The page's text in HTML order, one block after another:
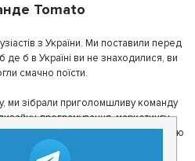
Tomato
з України. Ми поставили перед
б в Україні ви не знаходилися, ви
смачно поїсти.
ми зібрали приголомшливу команду
програмування, маркетингу,
- любителів гарної їжі. З їх допомогою
Томато.